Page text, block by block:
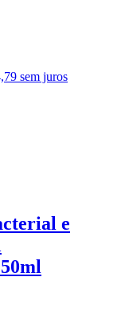
sem juros
e